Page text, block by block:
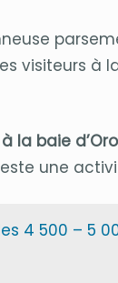
visiteurs à
la baie
une
4 500 – 5